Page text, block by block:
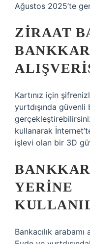
Ağustos 2025’te
ZIRAAT
Kartınız için
yurtdışında güvenli
kullanarak
işlevi olan bir 3D
YERINE
Bankacılık